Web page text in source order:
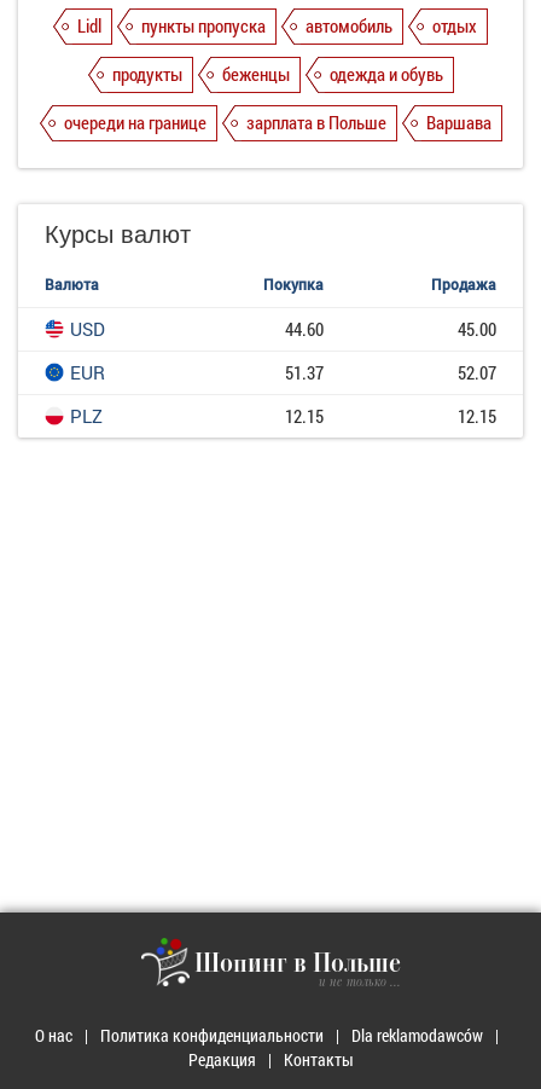
Lidl
пункты пропуска автомобиль
отдых
продукты
беженцы
одежда и обувь
очереди на границе
зарплата в Польше Варшава
Курсы валют
Валюта Покупка Продажа
USD 44.60
45.00
EUR
51.37
52.07
PLZ
12.15 12.15
Шопинг в Польше
и не только ...
О нас Политика конфиденциальности
Dla reklamodawców
Редакция
Контакты